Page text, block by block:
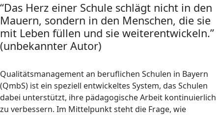
“Das Herz einer Schule schlägt nicht in den
Mauern, sondern in den Menschen, die sie
mit Leben füllen und sie weiterentwickeln.”
(unbekannter Autor)
Qualitätsmanagement an beruflichen Schulen in Bayern
(QmbS) ist ein speziell entwickeltes System, das Schulen
dabei unterstützt, ihre pädagogische Arbeit kontinuierlich
zu verbessern. Im Mittelpunkt steht die Frage, wie